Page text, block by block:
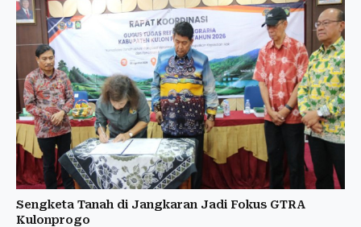
Sengketa Tanah di Jangkaran Jadi Fokus GTRA
Kulonprogo